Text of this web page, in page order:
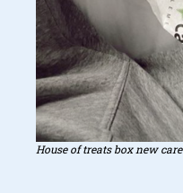
House of treats box new care